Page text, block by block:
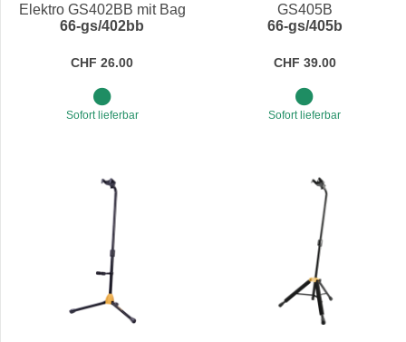
Elektro GS402BB mit Bag
66-gs/402bb
CHF 26.00
Sofort lieferbar
GS405B
66-gs/405b
CHF 39.00
Sofort lieferbar